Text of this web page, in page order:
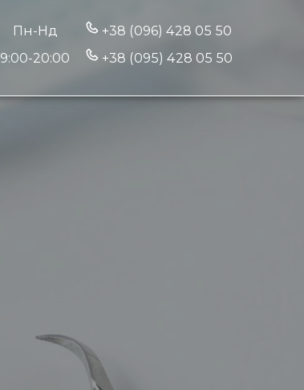
Пн-Нд
9:00-20:00
+38 (096) 428 05 50
+38 (095) 428 05 50